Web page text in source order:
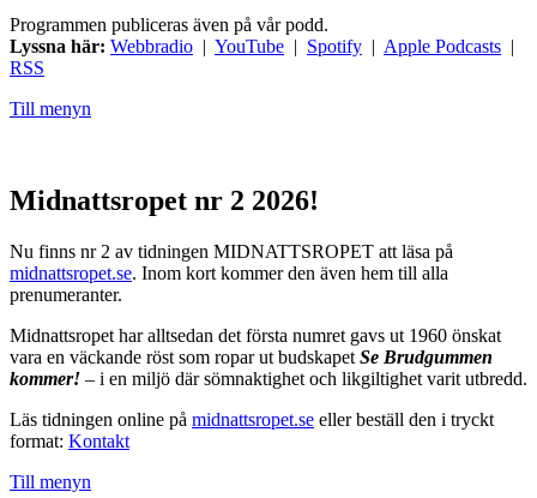
Programmen publiceras även på vår podd.
Lyssna här: Webbradio | YouTube | Spotify | Apple Podcasts |
RSS
Till menyn
Midnattsropet nr 2 2026!
Nu finns nr 2 av tidningen MIDNATTSROPET att läsa på
midnattsropet.se. Inom kort kommer den även hem till alla
prenumeranter.
Midnattsropet har alltsedan det första numret gavs ut 1960 önskat
vara en väckande röst som ropar ut budskapet Se Brudgummen
kommer! – i en miljö där sömnaktighet och likgiltighet varit utbredd.
Läs tidningen online på midnattsropet.se eller beställ den i tryckt
format: Kontakt
Till menyn